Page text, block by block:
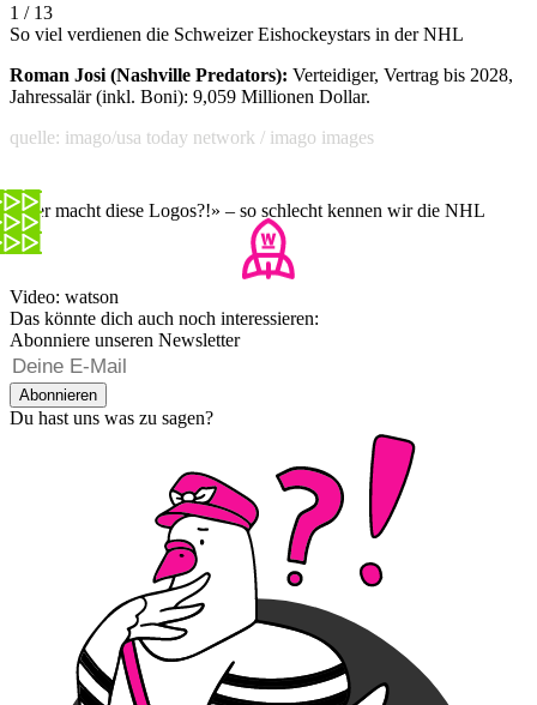
1 / 13
So viel verdienen die Schweizer Eishockeystars in der NHL
Roman Josi (Nashville Predators): Verteidiger, Vertrag bis 2028,
Jahressalär (inkl. Boni): 9,059 Millionen Dollar.
quelle: imago/usa today network / imago images
«Wer macht diese Logos?!» – so schlecht kennen wir die NHL
Video: watson
Das könnte dich auch noch interessieren:
Abonniere unseren Newsletter
Abonnieren
Du hast uns was zu sagen?